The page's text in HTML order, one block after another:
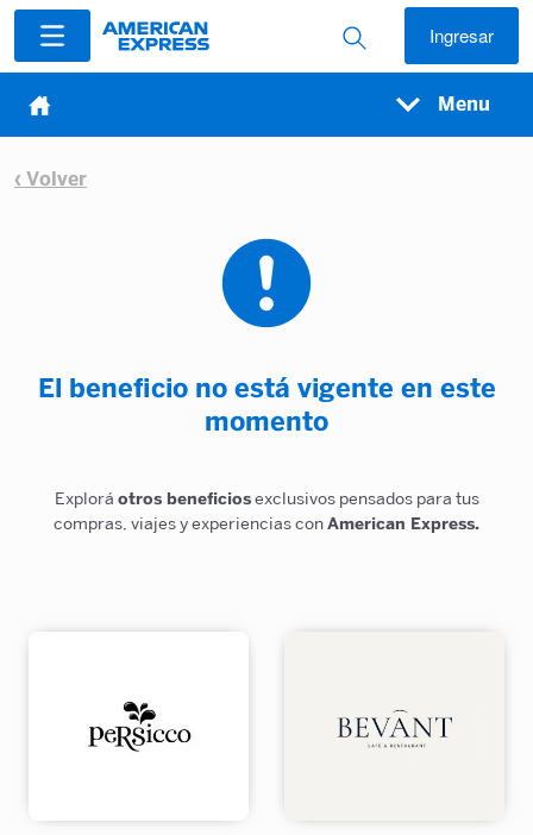
Ingresar
Menu
‹ Volver
El beneficio no está vigente en este
momento
Explorá otros beneficiosexclusivos pensados para tus
compras, viajes y experiencias conAmerican Express.